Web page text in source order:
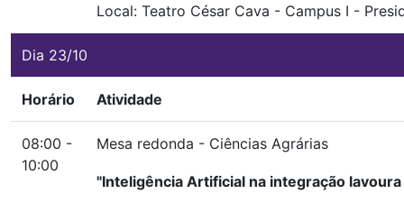
Local: Teatro César Cava - Campus I -
Dia 23/10
Horário Atividade
08:00 -
10:00
Mesa redonda - Ciências Agrárias
"Inteligência Artificial na integração